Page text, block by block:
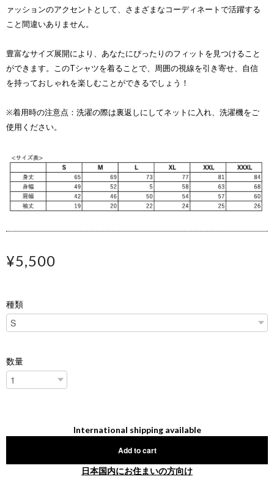
ァッションのアクセントとして、さまざまなコーディネートで活躍する
こと間違いありません。
豊富なサイズ展開により、あなたにぴったりのフィットを見つけること
ができます。このTシャツを着ることで、周囲の視線を引き寄せ、自信
を持っておしゃれを楽しむことができるでしょう！
※着用時の注意点：洗濯の際は裏返しにしてネットに入れ、洗濯機をご
使用ください。
¥5,500
種類
数量
International shipping available
Add to cart
日本国内にお住まいの方向け